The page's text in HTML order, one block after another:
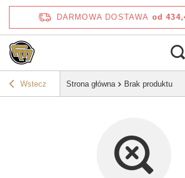
DARMOWA DOSTAWA od
Wstecz Strona główna Brak produktu